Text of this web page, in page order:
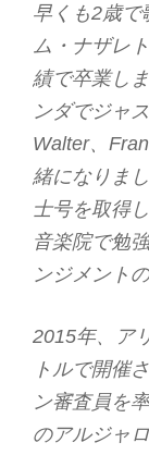
早くも2歳で
ム・ナザレ
績で卒業し
ンダでジャ
Walter、
緒になりま
士号を取得
音楽院で勉
ンジメント
2015年、ア
トルで開催
ン審査員を
のアルジャ